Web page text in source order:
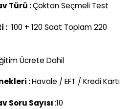
Türü :Çoktan Seçmeli Test
: 100 + 120 Saat Toplam 220
Ücrete Dahil
:Havale / EFT / Kredi Kartı
Soru Sayısı:10